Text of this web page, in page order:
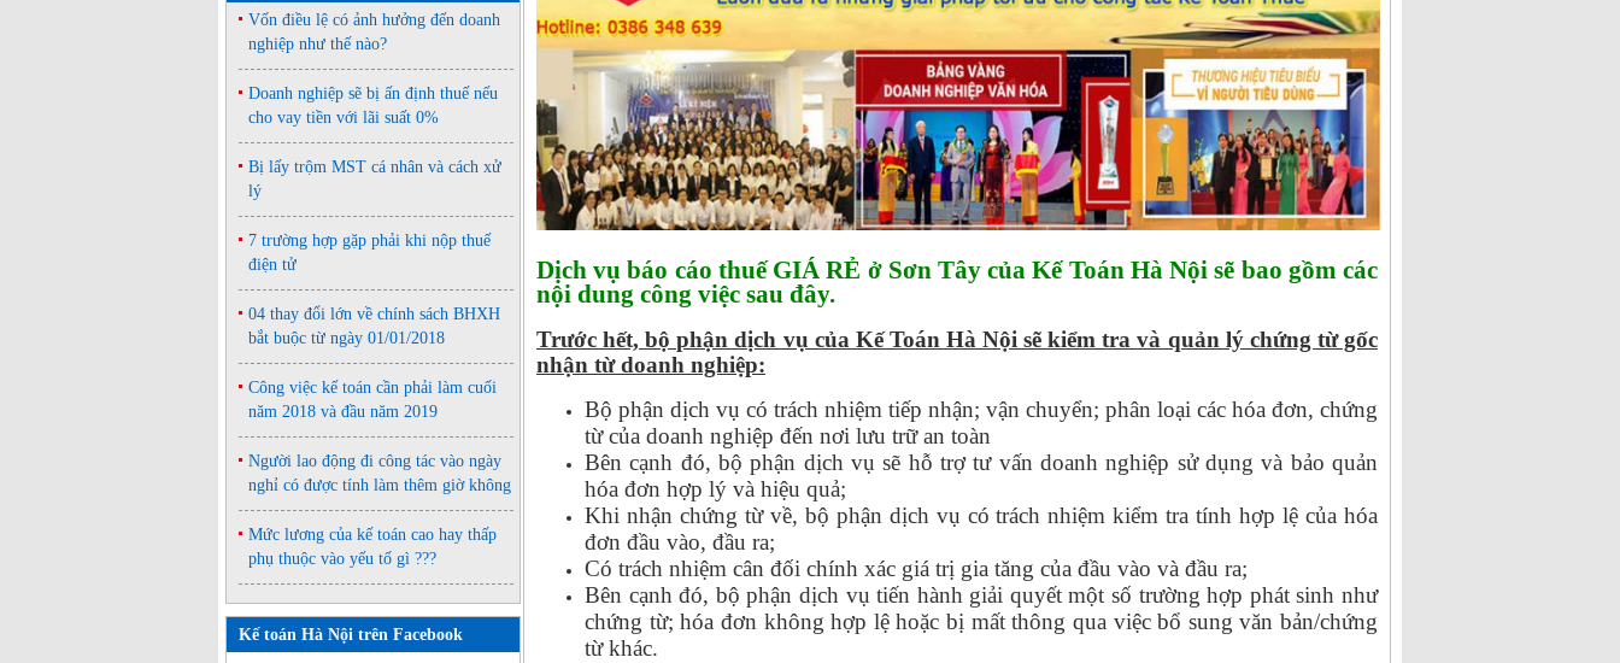
Vốn điều lệ có ảnh hưởng đến doanh
nghiệp như thế nào?
Doanh nghiệp sẽ bị ấn định thuế nếu
cho vay tiền với lãi suất 0%
Bị lấy trộm MST cá nhân và cách xử
lý
7 trường hợp gặp phải khi nộp thuế
điện tử
04 thay đổi lớn về chính sách BHXH
bắt buộc từ ngày 01/01/2018
Công việc kế toán cần phải làm cuối
năm 2018 và đầu năm 2019
Người lao động đi công tác vào ngày
nghỉ có được tính làm thêm giờ không
Mức lương của kế toán cao hay thấp
phụ thuộc vào yếu tố gì ???
Kế toán Hà Nội trên Facebook
Dịch vụ báo cáo thuế GIÁ RẺ ở Sơn Tây của Kế Toán Hà Nội sẽ bao gồm các
nội dung công việc sau đây.
Trước hết, bộ phận dịch vụ của Kế Toán Hà Nội sẽ kiểm tra và quản lý chứng từ gốc
nhận từ doanh nghiệp:
Bộ phận dịch vụ có trách nhiệm tiếp nhận; vận chuyển; phân loại các hóa đơn, chứng
từ của doanh nghiệp đến nơi lưu trữ an toàn
Bên cạnh đó, bộ phận dịch vụ sẽ hỗ trợ tư vấn doanh nghiệp sử dụng và bảo quản
hóa đơn hợp lý và hiệu quả;
Khi nhận chứng từ về, bộ phận dịch vụ có trách nhiệm kiểm tra tính hợp lệ của hóa
đơn đầu vào, đầu ra;
Có trách nhiệm cân đối chính xác giá trị gia tăng của đầu vào và đầu ra;
Bên cạnh đó, bộ phận dịch vụ tiến hành giải quyết một số trường hợp phát sinh như
chứng từ; hóa đơn không hợp lệ hoặc bị mất thông qua việc bổ sung văn bản/chứng
từ khác.